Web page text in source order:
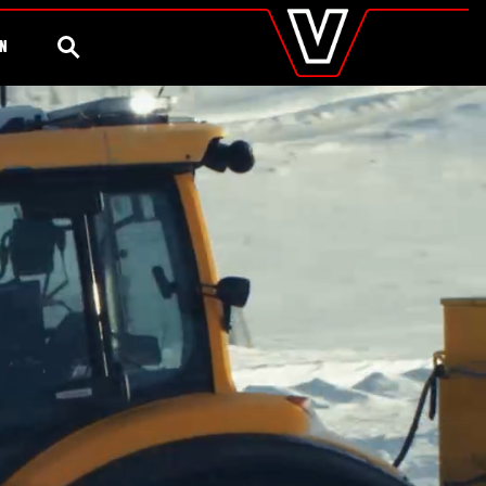
valtra.es
Austria
Belgium
Czech Republic
Denmark
Estonia
Finland
France
Germany
Hungary
Italy
Latvia
Lithuania
The Netherlands
Poland
BÚSQUEDA